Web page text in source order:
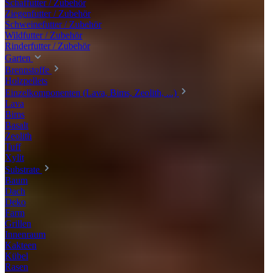
Schaffutter / Zubehör
Ziegenfutter / Zubehör
Schweinefutter / Zubehör
Wildfutter / Zubehör
Rinderfutter / Zubehör
Garten
Brennstoffe
Holzpellets
Einzelkomponenten (Lava, Bims, Zeolith, ...)
Lava
Bims
Basalt
Zeolith
Tuff
Xylit
Substrate
Baum
Dach
Deko
Farm
Grillen
Innenraum
Kakteen
Kübel
Rasen